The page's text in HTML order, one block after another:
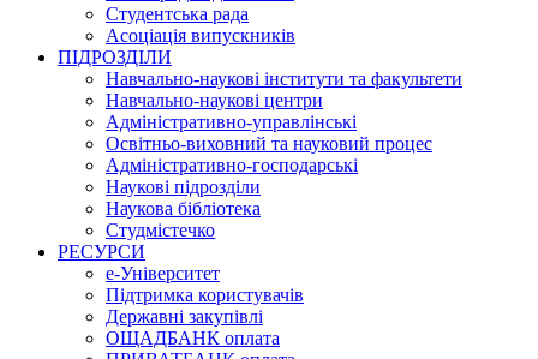
Студентська рада
Асоціація випускників
ПІДРОЗДІЛИ
Навчально-наукові інститути та факультети
Навчально-наукові центри
Адміністративно-управлінські
Освітньо-виховний та науковий процес
Адміністративно-господарські
Наукові підрозділи
Наукова бібліотека
Студмістечко
РЕСУРСИ
е-Університет
Підтримка користувачів
Державні закупівлі
ОЩАДБАНК оплата